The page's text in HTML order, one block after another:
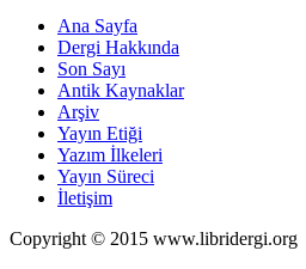
Ana Sayfa
Dergi Hakkında
Son Sayı
Antik Kaynaklar
Arşiv
Yayın Etiği
Yazım İlkeleri
Yayın Süreci
İletişim
Copyright © 2015 www.libridergi.org